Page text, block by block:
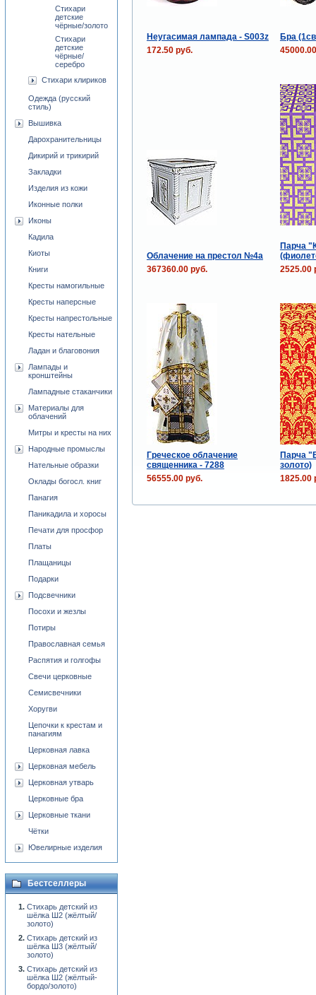
Неугасимая лампада - S003z
Бра
172.50 руб.
Облачение на престол №4a
Парча
367360.00 руб.
2525.00
Греческое облачение
священника - 7288
Парча
золото)
56555.00 руб.
1825.00
Стихари
детские
чёрные/золото
Стихари
детские
чёрные/
серебро
Стихари клириков
Одежда (русский
стиль)
Вышивка
Дарохранительницы
Дикирий и трикирий
Закладки
Изделия из кожи
Иконные полки
Иконы
Кадила
Киоты
Книги
Кресты намогильные
Кресты наперсные
Кресты напрестольные
Кресты нательные
Ладан и благовония
Лампады и
кронштейны
Лампадные стаканчики
Материалы для
облачений
Митры и кресты на них
Народные промыслы
Нательные образки
Оклады богосл. книг
Панагия
Паникадила и хоросы
Печати для просфор
Платы
Плащаницы
Подарки
Подсвечники
Посохи и жезлы
Потиры
Православная семья
Распятия и голгофы
Свечи церковные
Семисвечники
Хоругви
Цепочки к крестам и
панагиям
Церковная лавка
Церковная мебель
Церковная утварь
Церковные бра
Церковные ткани
Чётки
Ювелирные изделия
Бестселлеры
Стихарь детский из
шёлка Ш2 (жёлтый/
золото)
Стихарь детский из
шёлка Ш3 (жёлтый/
золото)
Стихарь детский из
шёлка Ш2 (жёлтый-
бордо/золото)